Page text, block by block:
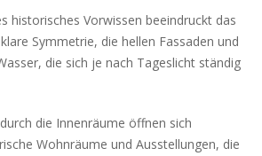
historisches Vorwissen beeindruckt das
Symmetrie, die hellen Fassaden und
die sich je nach Tageslicht ständig
die Innenräume öffnen sich
Wohnräume und Ausstellungen, die